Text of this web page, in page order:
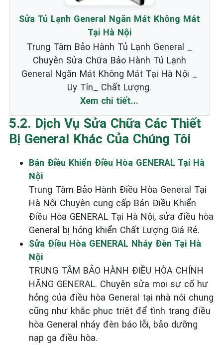
Sửa Tủ Lạnh General Ngăn Mát Không Mát
Tại Hà Nội
Trung Tâm Bảo Hành Tủ Lạnh General _
Chuyên Sửa Chữa Bảo Hành Tủ Lạnh
General Ngăn Mát Không Mát Tại Hà Nội _
Uy Tín_ Chất Lượng.
Xem chi tiết...
5.2. Dịch Vụ Sửa Chữa Các Thiết
Bị General Khác Của Chúng Tôi
Bán Điều Khiển Điều Hòa GENERAL Tại Hà
Nội
Trung Tâm Bảo Hành Điều Hòa General Tại
Hà Nội Chuyên cung cấp Bán Điều Khiển
Điều Hòa GENERAL Tại Hà Nội, sửa điều hòa
General bị hỏng khiển Chất Lượng Giá Rẻ.
Sửa Điều Hòa GENERAL Nháy Đèn Tại Hà
Nội
TRUNG TÂM BẢO HÀNH ĐIỀU HÒA CHÍNH
HÃNG GENERAL. Chuyên sửa mọi sự cố hư
hỏng của điều hòa General tại nhà nói chung
cũng như khắc phục triệt để tình trạng điều
hòa General nháy đèn báo lỗi, bảo dưỡng
nạp ga điều hòa.